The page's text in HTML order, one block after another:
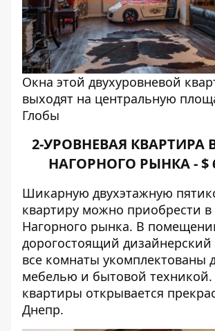
Окна этой двухуровневой
выходят на центральную
Глобы
2-УРОВНЕВАЯ КВАРТИРА
НАГОРНОГО РЫНКА - $
Шикарную двухэтажную
квартиру можно приобрести
Нагорного рынка. В
дорогостоящий дизайнерский
все комнаты укомплектованы
мебелью и бытовой техникой.
квартиры открывается
Днепр.